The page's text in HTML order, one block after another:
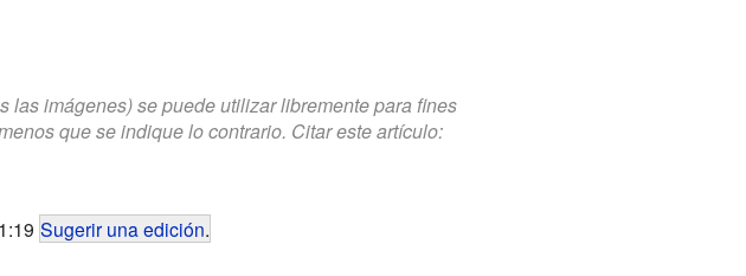
las imágenes) se puede utilizar libremente para fines
que se indique lo contrario. Citar este artículo:
Sugerir una edición.